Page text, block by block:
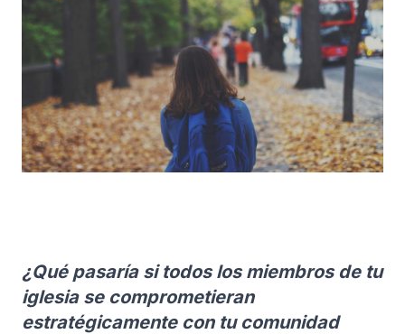
¿Qué pasaría si todos los miembros de tu
iglesia se comprometieran
estratégicamente con tu comunidad